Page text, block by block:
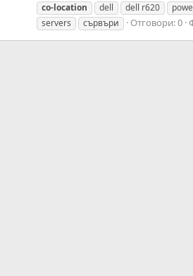
co-location
dell dell r620
servers
сървъри Отговори: 0